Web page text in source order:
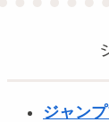
ジャン